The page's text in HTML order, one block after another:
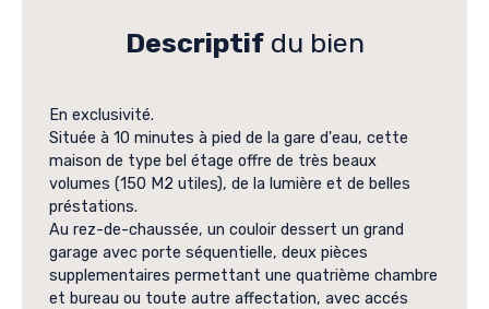
Descriptifdu bien
En exclusivité.
Située à 10 minutes à pied de la gare d'eau, cette
maison de type bel étage offre de très beaux
volumes (150 M2 utiles), de la lumière et de belles
préstations.
Au rez-de-chaussée, un couloir dessert un grand
garage avec porte séquentielle, deux pièces
supplementaires permettant une quatrième chambre
et bureau ou toute autre affectation, avec accés